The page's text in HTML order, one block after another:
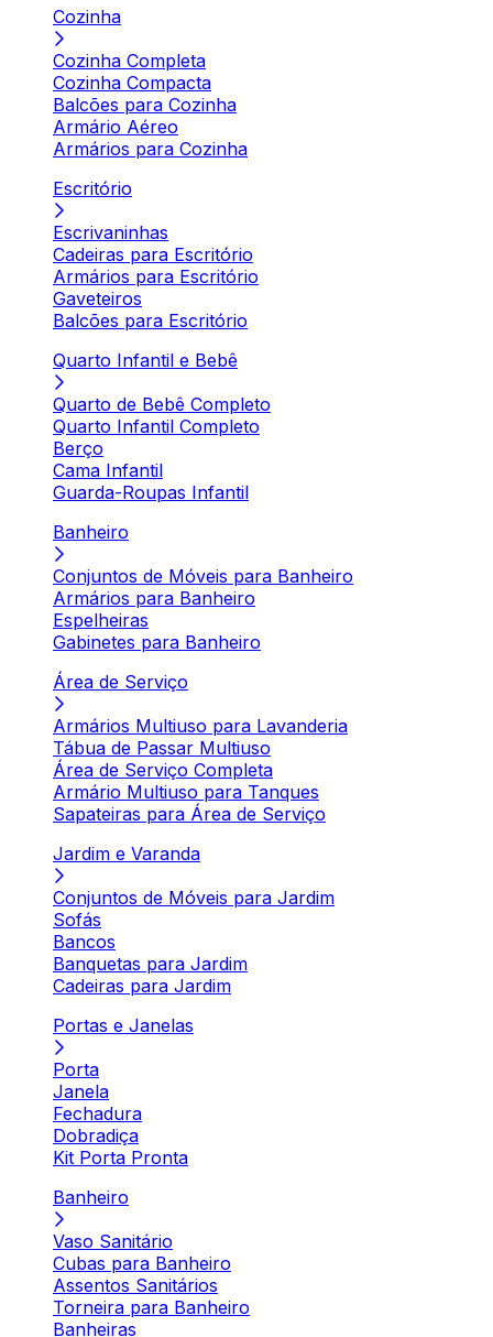
Cozinha
Cozinha Completa
Cozinha Compacta
Balcões para Cozinha
Armário Aéreo
Armários para Cozinha
Escritório
Escrivaninhas
Cadeiras para Escritório
Armários para Escritório
Gaveteiros
Balcões para Escritório
Quarto Infantil e Bebê
Quarto de Bebê Completo
Quarto Infantil Completo
Berço
Cama Infantil
Guarda-Roupas Infantil
Banheiro
Conjuntos de Móveis para Banheiro
Armários para Banheiro
Espelheiras
Gabinetes para Banheiro
Área de Serviço
Armários Multiuso para Lavanderia
Tábua de Passar Multiuso
Área de Serviço Completa
Armário Multiuso para Tanques
Sapateiras para Área de Serviço
Jardim e Varanda
Conjuntos de Móveis para Jardim
Sofás
Bancos
Banquetas para Jardim
Cadeiras para Jardim
Portas e Janelas
Porta
Janela
Fechadura
Dobradiça
Kit Porta Pronta
Banheiro
Vaso Sanitário
Cubas para Banheiro
Assentos Sanitários
Torneira para Banheiro
Banheiras